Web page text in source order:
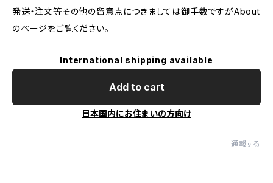
発送・注文等その他の留意点につきましては御手数ですがAbout
のページをご覧ください。
International shipping available
Add to cart
日本国内にお住まいの方向け
通報する